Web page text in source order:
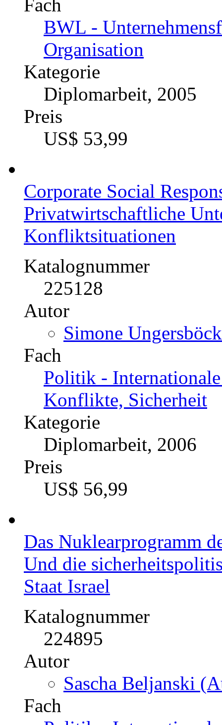
Autor
Agnieszka
Fach
BWL -
Organisation
Kategorie
Diplomarbeit, 2005
US$ 53,99
Corporate Social
Privatwirtschaftliche
Konfliktsituationen
Katalognummer
225128
Autor
Simone
Fach
Politik -
Konflikte, Sicherheit
Kategorie
Diplomarbeit, 2006
US$ 56,99
Das Nuklearprogramm
Und die
Staat Israel
Katalognummer
224895